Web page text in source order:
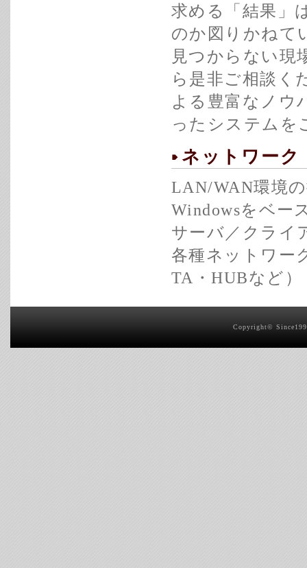
求める「結果」
のか図りかねて
見つからない現
ら是非ご相談く
よる豊富なノウ
ったシステムを
ネットワーク
LAN/WAN環境
Windowsをベー
サーバ／クライ
各種ネットワー
TA・HUBなど）
Copyright©